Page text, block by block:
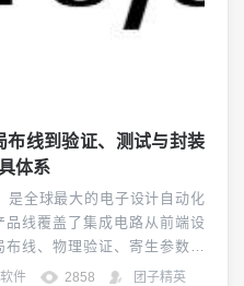
布线到验证、测试与封装
体系
是全球最大的电子设计自动化
品线覆盖了集成电路从前端设
线、物理验证、寄生参数提
计（DFT）、IP集成、先进封
件 2858 团子精英